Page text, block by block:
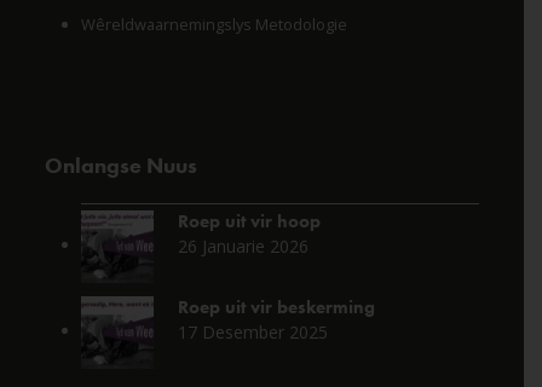
Wêreldwaarnemingslys Metodologie
Onlangse Nuus
Roep uit vir hoop
26 Januarie 2026
Roep uit vir beskerming
17 Desember 2025